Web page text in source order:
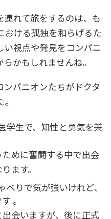
連れて旅をするのは、も
おける孤独を和らげるた
視点や発見をコンパニ
かもしれませんね。
パニオンたちがドクタ
学生で、知性と勇気を兼
めに奮闘する中で出会
ます。
べりで気が強いけれど、
。
会いますが、後に正式